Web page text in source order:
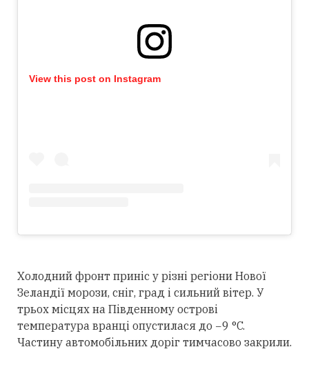
View this post on Instagram
Холодний фронт приніс у різні регіони Нової
Зеландії морози, сніг, град і сильний вітер. У
трьох місцях на Південному острові
температура вранці опустилася до −9 °C.
Частину автомобільних доріг тимчасово закрили.